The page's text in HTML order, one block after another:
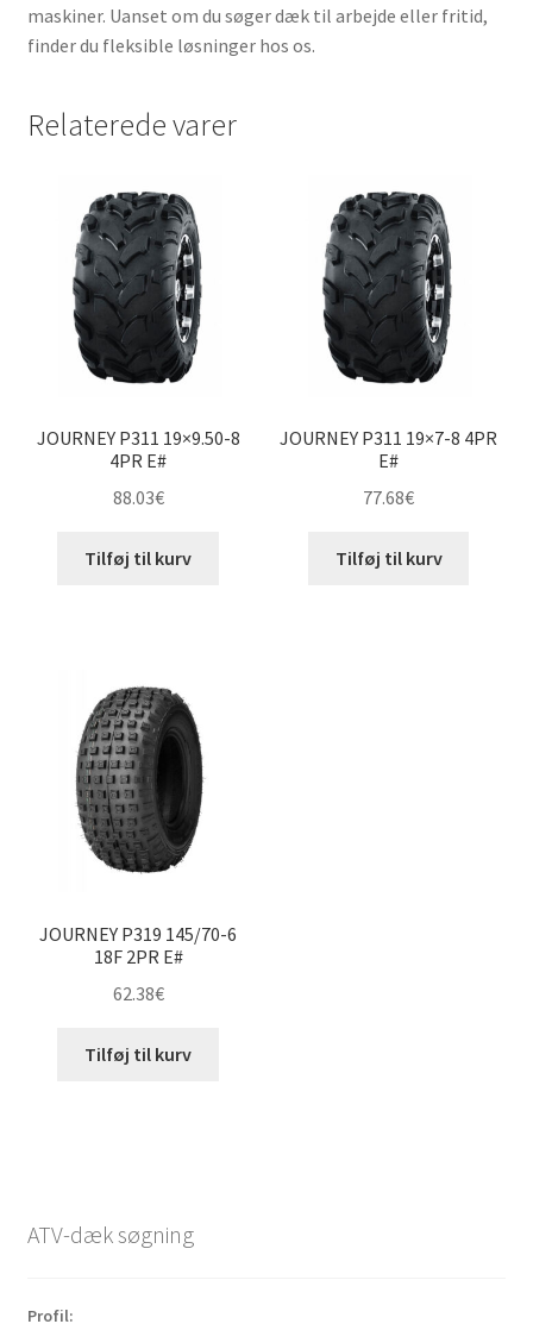
maskiner. Uanset om du søger dæk til arbejde eller fritid,
finder du fleksible løsninger hos os.
Relaterede varer
JOURNEY P311 19×9.50-8
4PR E#
88.03€
Tilføj til kurv
JOURNEY P311 19×7-8 4PR
E#
77.68€
Tilføj til kurv
JOURNEY P319 145/70-6
18F 2PR E#
62.38€
Tilføj til kurv
ATV-dæk søgning
Profil: